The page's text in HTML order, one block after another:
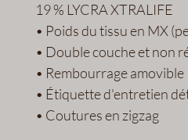
19 % LYCRA XTRALIFE
• Poids du tissu en MX
• Double couche et non
• Rembourrage amovible
• Étiquette d'entretien
• Coutures en zigzag